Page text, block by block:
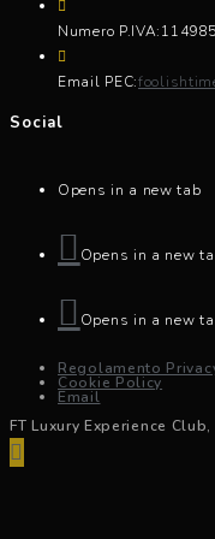
Numero P.IVA:
Email PEC:
Social
Opens in a new tab
Opens in a new
Opens in a new
Regolamento
Cookie Policy
Email
FT Luxury Experience